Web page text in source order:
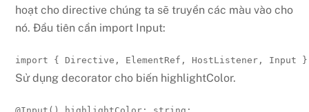
hoạt cho directive chúng ta sẽ truyền các màu vào cho
nó. Đầu tiên cần import Input:
import { Directive , ElementRef , HostListener , Input }
Sử dụng decorator cho biến highlightColor.